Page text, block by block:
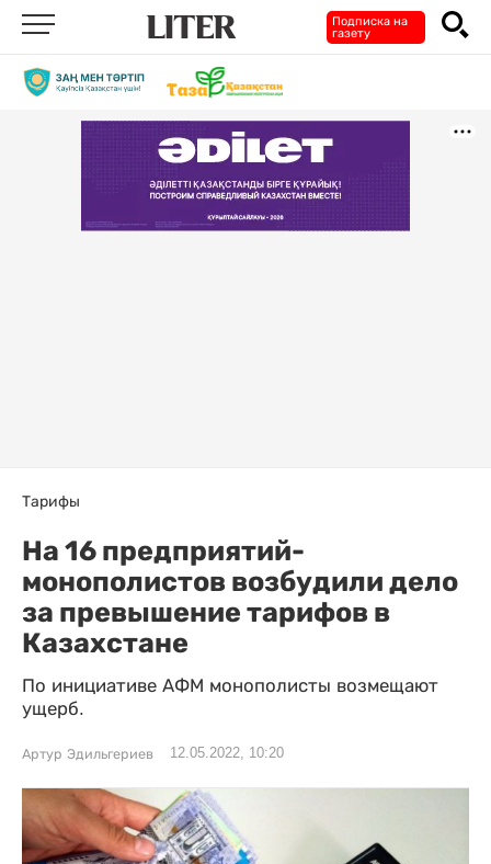
Подписка на
газету
Тарифы
На 16 предприятий-
монополистов возбудили дело
за превышение тарифов в
Казахстане
По инициативе АФМ монополисты возмещают
ущерб.
Артур Эдильгериев 12.05.2022, 10:20